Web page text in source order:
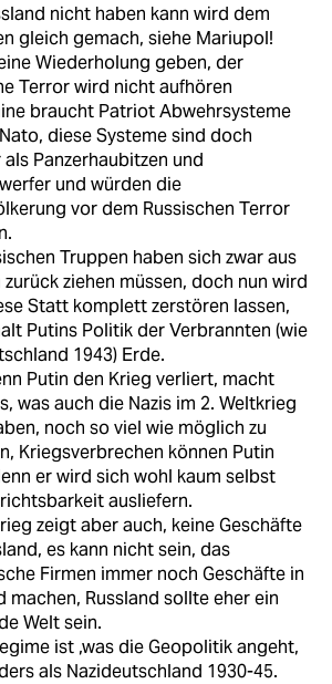
nicht haben kann wird dem
gleich gemach, siehe Mariupol!
Wiederholung geben, der
Terror wird nicht aufhören
braucht Patriot Abwehrsysteme
diese Systeme sind doch
als Panzerhaubitzen und
und würden die
vor dem Russischen Terror
Truppen haben sich zwar aus
zurück ziehen müssen, doch nun wird
Statt komplett zerstören lassen,
Putins Politik der Verbrannten (wie
1943) Erde.
Putin den Krieg verliert, macht
was auch die Nazis im 2. Weltkrieg
noch so viel wie möglich zu
Kriegsverbrechen können Putin
er wird sich wohl kaum selbst
ausliefern.
zeigt aber auch, keine Geschäfte
es kann nicht sein, das
Firmen immer noch Geschäfte in
machen, Russland sollte eher ein
Welt sein.
ist ,was die Geopolitik angeht,
als Nazideutschland 1930-45.